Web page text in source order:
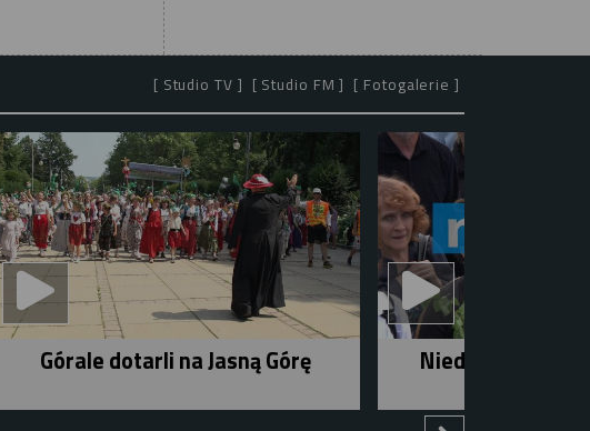
[ Studio TV ] [ Studio FM ] [ Fotogalerie ]
Górale dotarli na Jasną Górę Niedziela w